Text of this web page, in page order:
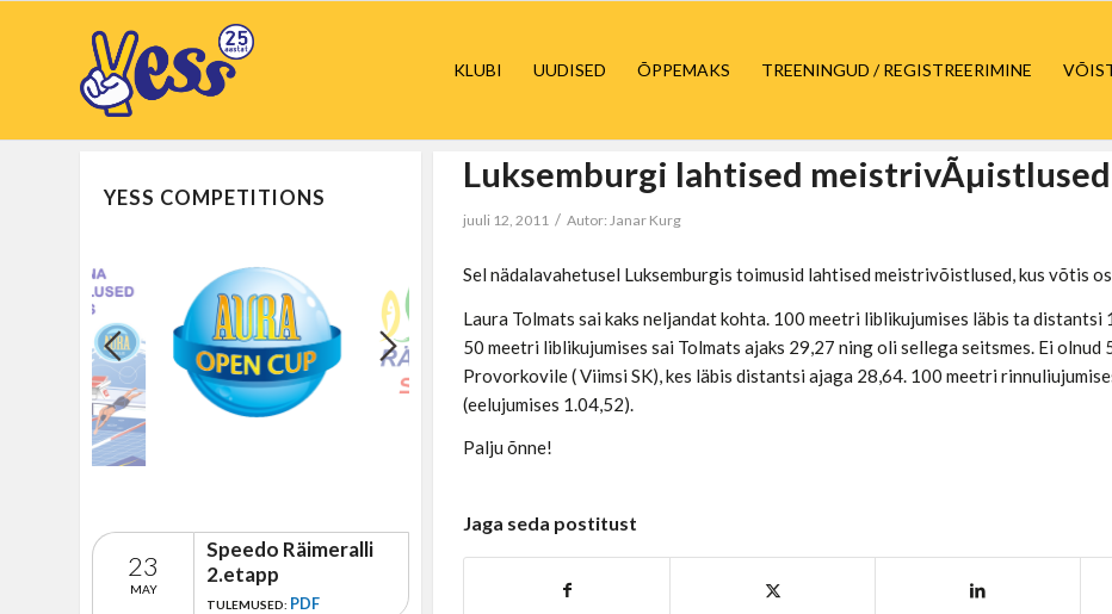
KLUBI UUDISED ÕPPEMAKS TREENINGUD / REGISTREERIMINE
Luksemburgi lahtised meistrivÃµistlused
juuli 12, 2011 / Autor:Janar Kurg
Sel nädalavahetusel Luksemburgis toimusid lahtised meistrivõistlused, kus võtis
Laura Tolmats sai kaks neljandat kohta. 100 meetri liblikujumises läbis ta distantsi
50 meetri liblikujumises sai Tolmats ajaks 29,27 ning oli sellega seitsmes. Ei
Provorkovile ( Viimsi SK), kes läbis distantsi ajaga 28,64. 100 meetri
(eelujumises 1.04,52).
Palju õnne!
Jaga seda postitust
YESS COMPETITIONS
23
MAY
Speedo Räimeralli
2.etapp
TULEMUSED: PDF